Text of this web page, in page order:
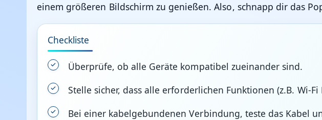
einem größeren Bildschirm zu genießen. Also, schnapp dir das
Checkliste
Überprüfe, ob alle Geräte kompatibel zueinander sind.
Stelle sicher, dass alle erforderlichen Funktionen (z.B. Wi-
Bei einer kabelgebundenen Verbindung, teste das Kabel